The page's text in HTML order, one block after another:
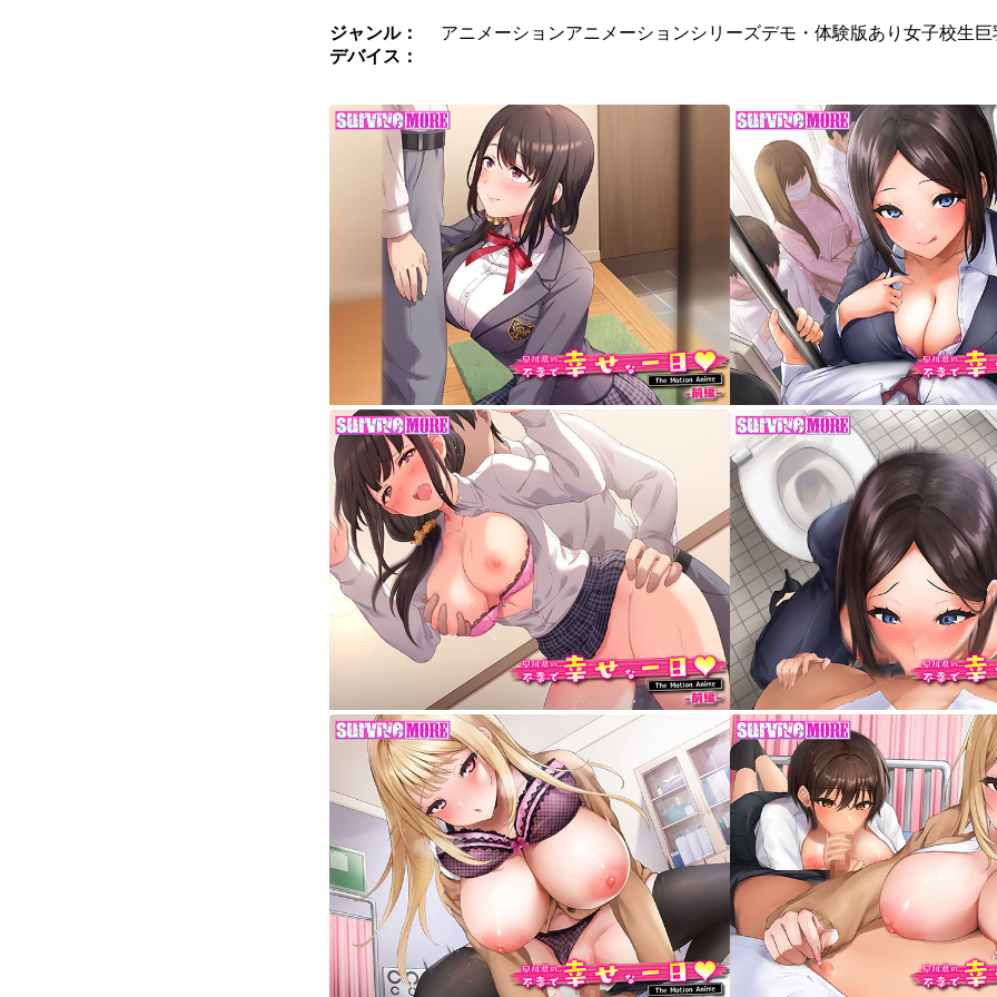
ジャンル： アニメーションアニメーションシリーズデモ・体験版あり 女子校生巨
デバイス：